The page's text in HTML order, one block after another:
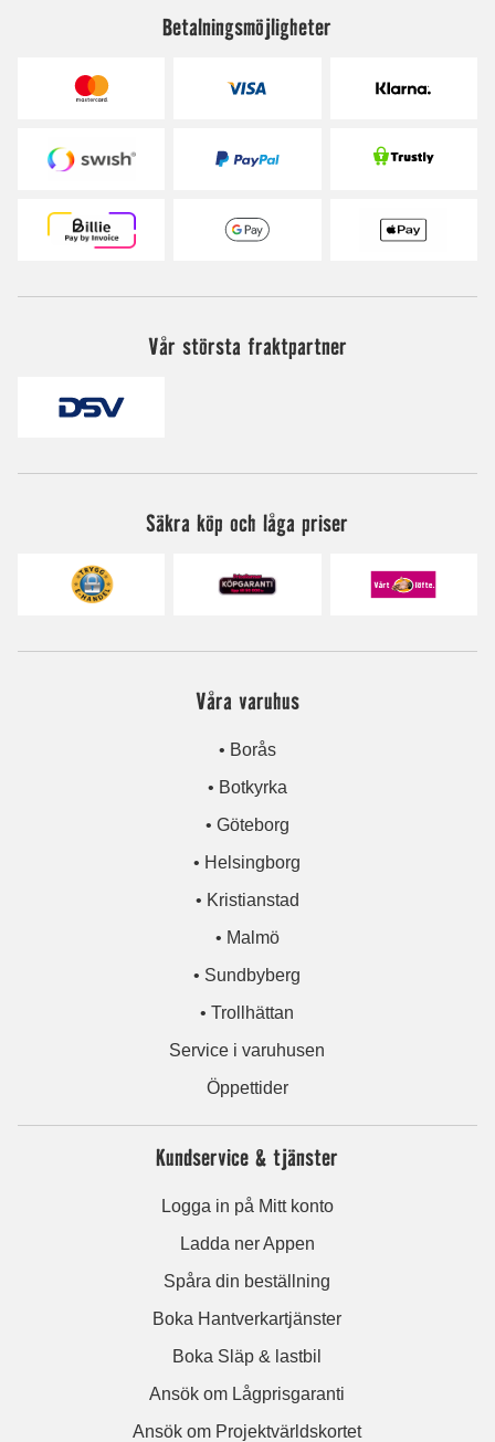
Betalningsmöjligheter
Vår största fraktpartner
Säkra köp och låga priser
Våra varuhus
• Borås
• Botkyrka
• Göteborg
• Helsingborg
• Kristianstad
• Malmö
• Sundbyberg
• Trollhättan
Service i varuhusen
Öppettider
Kundservice & tjänster
Logga in på Mitt konto
Ladda ner Appen
Spåra din beställning
Boka Hantverkartjänster
Boka Släp & lastbil
Ansök om Lågprisgaranti
Ansök om Projektvärldskortet